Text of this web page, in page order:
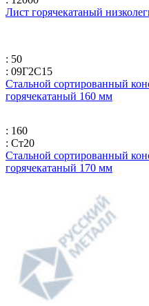
Лист горячекатаный
: 50
: 09Г2С15
Стальной сортированный
горячекатаный 160 мм
: 160
: Ст20
Стальной сортированный
горячекатаный 170 мм